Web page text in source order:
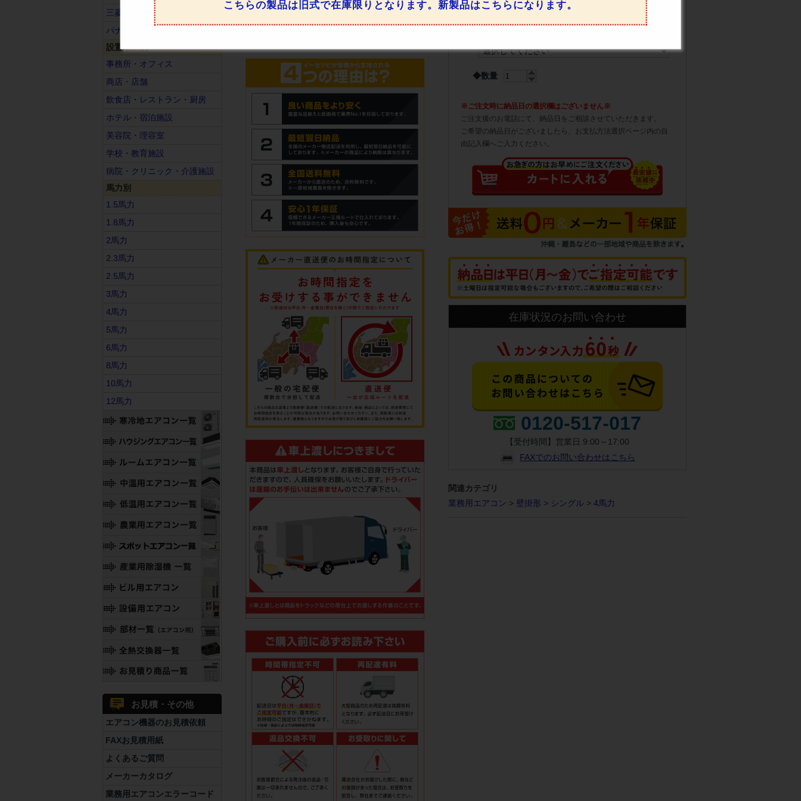
します。必須
◆数量
※ご注文時に納品日の選択欄はございません※
ご注文後のお電話にて、納品日をご相談させていただきます。
ご希望の納品日がございましたら、お支払方法選択ページ内の自
由記入欄へご入力ください。
在庫状況のお問い合わせ
0120-517-017
【受付時間】営業日 9:00～17:00
FAXでのお問い合わせはこちら
関連カテゴリ
業務用エアコン > 壁掛形 > シングル > 4馬力
こちらの製品は旧式で在庫限りとなります。新製品はこちらになります。
三菱重工
パナソニック
設置場所別
事務所・オフィス
商店・店舗
飲食店・レストラン・厨房
ホテル・宿泊施設
美容院・理容室
学校・教育施設
病院・クリニック・介護施設
馬力別
1.5馬力
1.8馬力
2馬力
2.3馬力
2.5馬力
3馬力
4馬力
5馬力
6馬力
8馬力
10馬力
12馬力
お見積・その他
エアコン機器のお見積依頼
FAXお見積用紙
よくあるご質問
メーカーカタログ
業務用エアコンエラーコード